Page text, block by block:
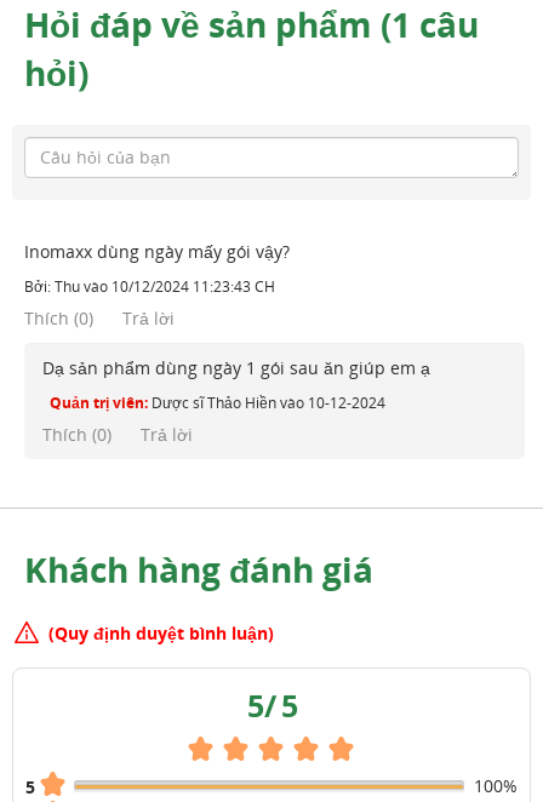
Hỏi đáp về sản phẩm (1 câu
hỏi)
Inomaxx dùng ngày mấy gói vậy?
Bởi:Thuvào 10/12/2024 11:23:43 CH
Thích (0) Trả lời
Dạ sản phẩm dùng ngày 1 gói sau ăn giúp em ạ
Quản trị viên: Dược sĩ Thảo Hiềnvào 10-12-2024
Thích (0) Trả lời
Khách hàng đánh giá
(Quy định duyệt bình luận)
5/5
5
100%